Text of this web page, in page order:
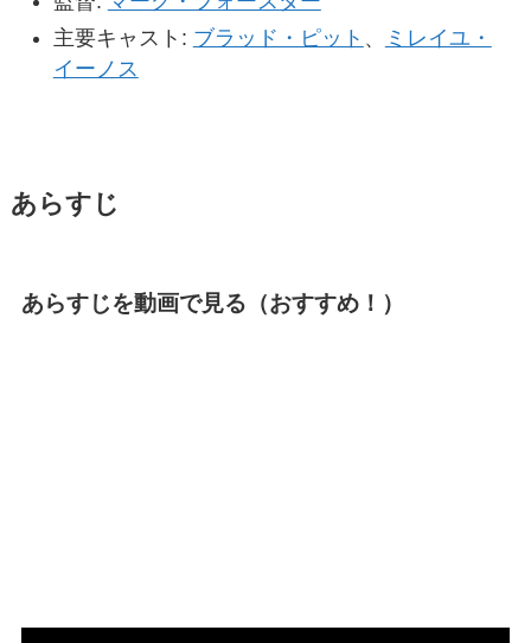
主要キャスト: ブラッド・ピット 、
ミレイユ・
イーノス
あらすじ
あらすじを動画で見る（おすすめ！）